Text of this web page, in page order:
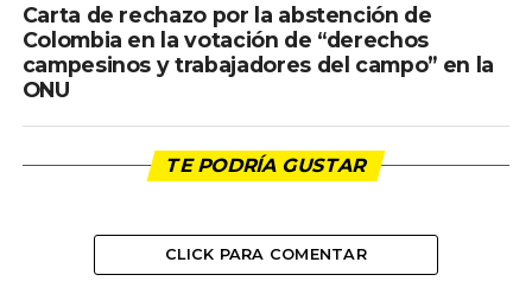
Carta de rechazo por la abstención de
Colombia en la votación de “derechos
campesinos y trabajadores del campo” en la
ONU
TE PODRÍA GUSTAR
CLICK PARA COMENTAR